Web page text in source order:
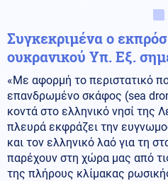
Συγκεκριμένα ο
ουκρανικού Υπ. Εξ.
«Με αφορμή το περιστατικό
επανδρωμένο σκάφος (sea
κοντά στο ελληνικό νησί της
πλευρά εκφράζει την
και τον ελληνικό λαό για τη
παρέχουν στη χώρα μας από
της πλήρους κλίμακας